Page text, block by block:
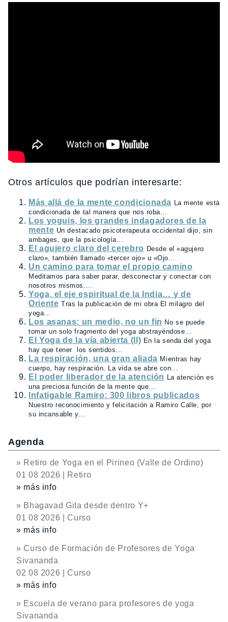
Otros artículos que podrían interesarte:
Más allá de la mente condicionada
La mente está
condicionada de tal manera que nos roba...
Los yoguis, los grandes indagadores de la
mente Un destacado psicoterapeuta occidental dijo, sin
ambages, que la psicología...
El agujero claro del cerebro Desde el «agujero
claro», también llamado «tercer ojo» u «Ojo...
Un camino para tomar el propio camino
Meditamos para saber parar, desconectar y conectar con
nosotros mismos....
Yoga, el eje espiritual de la India… y de
Oriente Tras la publicación de mi obra El milagro del
yoga...
Los asanas: un medio, no un fin No se puede
tomar un solo fragmento del yoga abstrayéndose...
El Yoga de la vía abierta (II) En la senda del yoga
hay que tener los sentidos...
La respiración, una gran aliada Mientras hay
cuerpo, hay respiración. La vida se abre con...
El poder liberador de la atención
La atención es
una preciosa función de la mente que...
Infatigable Ramiro: 300 libros publicados
Nuestro reconocimiento y felicitación a Ramiro Calle, por
su incansable y...
Agenda
» Retiro de Yoga en el Pirineo (Valle de Ordino)
01 08 2026 | Retiro
» más info
» Bhagavad Gita desde dentro Y+
01 08 2026 | Curso
» más info
» Curso de Formación de Profesores de Yoga
Sivananda
02 08 2026 | Curso
» más info
» Escuela de verano para profesores de yoga
Sivananda